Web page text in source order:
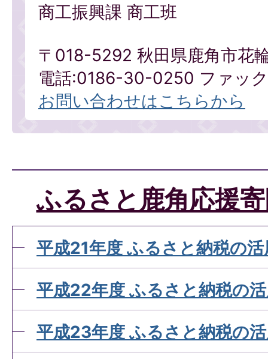
商工振興課 商工班
〒018-5292 秋田県鹿角市花
電話:0186-30-0250 ファッ
お問い合わせはこちらから
ふるさと鹿角応援
平成21年度 ふるさと納税の活
平成22年度 ふるさと納税の
平成23年度 ふるさと納税の